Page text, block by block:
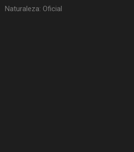
Naturaleza: Oficial